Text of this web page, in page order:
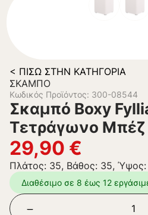
< ΠΊΣΩ ΣΤΗΝ ΚΑΤΗΓΟΡΊΑ
ΣΚΑΜΠΌ
Κωδικός Προϊόντος: 300-08544
Σκαμπό Boxy
Τετράγωνο
29,90 €
Πλάτος: 35, Βάθος: 35, Ύψος:
Διαθέσιμο σε 8 έως 12